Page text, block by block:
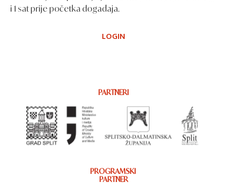
i 1 sat prije početka događaja.
LOGIN
PARTNERI
PROGRAMSKI
PARTNER